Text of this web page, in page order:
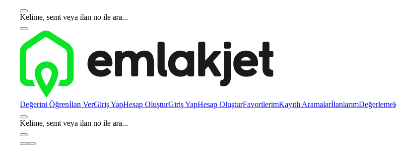
Kelime, semt veya ilan no ile ara...
Değerini Öğrenİlan VerGiriş YapHesap OluşturGiriş YapHesap OluşturFavorilerimKayıtlı Aramalarİlanlarım
Kelime, semt veya ilan no ile ara...